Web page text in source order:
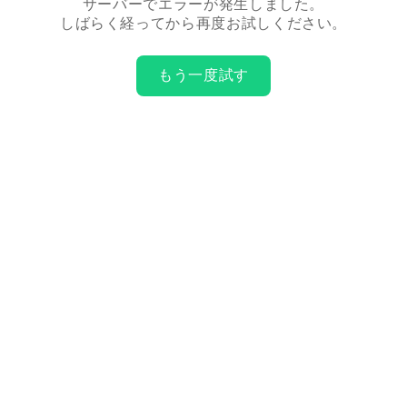
サーバーでエラーが発生しました。
しばらく経ってから再度お試しください。
もう一度試す